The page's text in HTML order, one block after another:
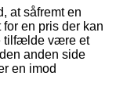
at såfremt en
en pris der kan
tilfælde være et
anden side
en imod